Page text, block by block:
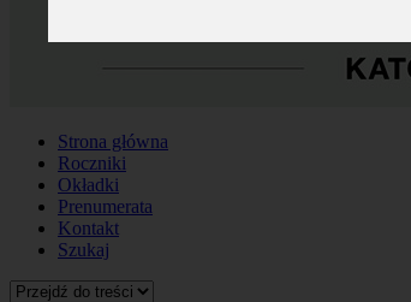
Strona główna
Roczniki
Okładki
Prenumerata
Kontakt
Szukaj